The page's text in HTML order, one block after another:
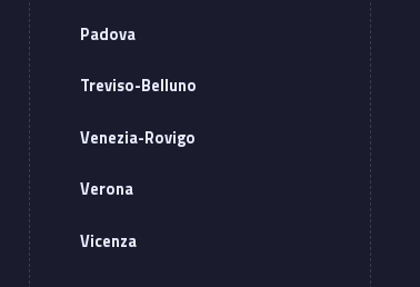
Padova
Treviso-Belluno
Venezia-Rovigo
Verona
Vicenza